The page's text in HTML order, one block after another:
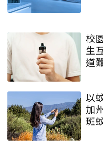
校
生
道
以
加
斑